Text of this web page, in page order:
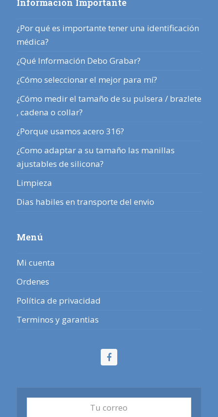
Informacion Importante
¿Por qué es importante tener una identificación
médica?
¿Qué Información Debo Grabar?
¿Cómo seleccionar el mejor para mí?
¿Cómo medir el tamaño de su pulsera / brazlete
, cadena o collar?
¿Porque usamos acero 316?
¿Como adaptar a su tamaño las manillas
ajustables de silicona?
Limpieza
Dias habiles en transporte del envio
Menú
Mi cuenta
Ordenes
Política de privacidad
Terminos y garantias
Facebook